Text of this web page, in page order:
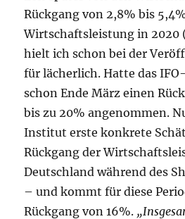
Rückgang von 2,8% bis
Wirtschaftsleistung in 2020
hielt ich schon bei der
für lächerlich. Hatte das
schon Ende März einen
bis zu 20% angenommen.
Institut erste konkrete
Rückgang der
Deutschland während des
– und kommt für diese
Rückgang von 16%.